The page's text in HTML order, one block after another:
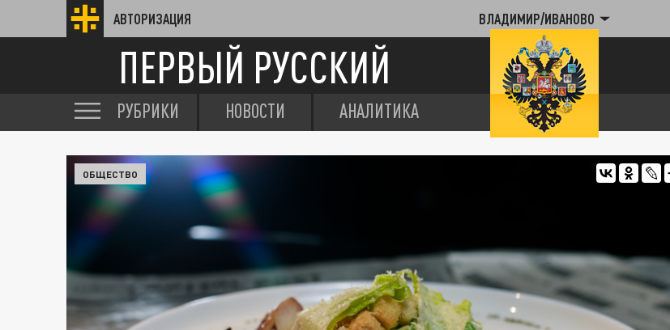
АВТОРИЗАЦИЯ ВЛАДИМИР/ИВАНОВО
ПЕРВЫЙ РУССКИЙ
РУБРИКИ НОВОСТИ АНАЛИТИКА
ОБЩЕСТВО